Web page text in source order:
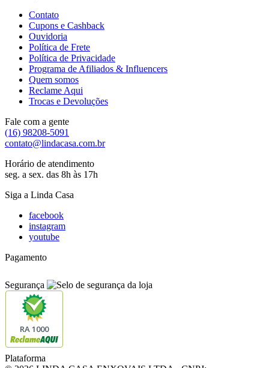
Contato
Cupons e Cashback
Ouvidoria
Política de Frete
Política de Privacidade
Programa de Afiliados & Influencers
Quem somos
Reclame Aqui
Trocas e Devoluções
Fale com a gente
(16) 98208-5091
contato@lindacasa.com.br
Horário de atendimento
seg. a sex. das 8h às 17h
Siga a Linda Casa
facebook
instagram
youtube
Pagamento
Segurança
RA 1000
Plataforma